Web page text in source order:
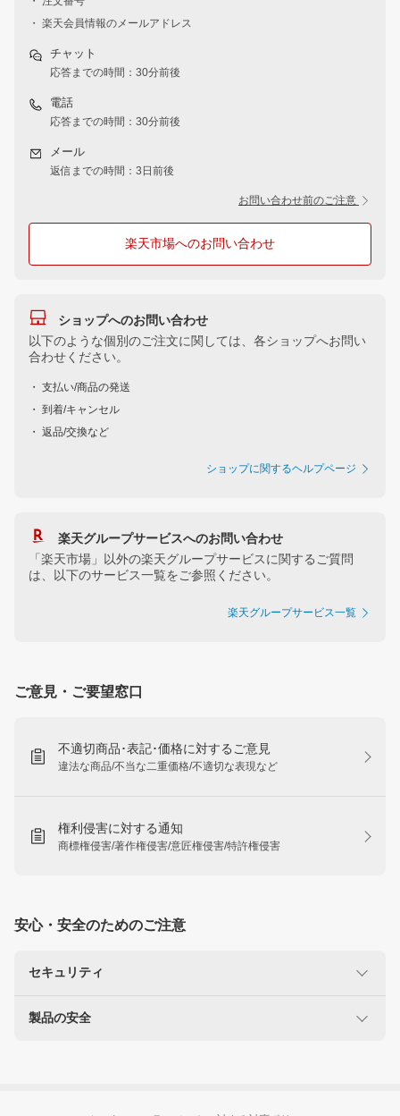
・ 楽天会員情報のメールアドレス
チャット
応答までの時間：30分前後
電話
応答までの時間：30分前後
メール
返信までの時間：3日前後
お問い合わせ前のご注意
楽天市場へのお問い合わせ
ショップへのお問い合わせ
以下のような個別のご注文に関しては、各ショップへお問い
合わせください。
・ 支払い/商品の発送
・ 到着/キャンセル
・ 返品/交換など
ショップに関するヘルプページ
楽天グループサービスへのお問い合わせ
「楽天市場」以外の楽天グループサービスに関するご質問
は、以下のサービス一覧をご参照ください。
楽天グループサービス一覧
ご意見・ご要望窓口
不適切商品･表記･価格に対するご意見
違法な商品/不当な二重価格/不適切な表現など
権利侵害に対する通知
商標権侵害/著作権侵害/意匠権侵害/特許権侵害
安心・安全のためのご注意
セキュリティ
楽天を装った不正にご注意ください
製品の安全